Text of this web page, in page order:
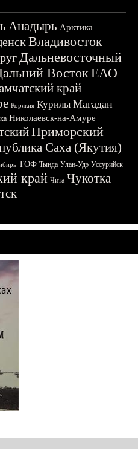
Анадырь Арктика
Владивосток
Дальневосточный
ВостокЕАО
край
Корякия Курилы Магадан
Николаевск-на-Амуре
Приморский
Саха (Якутия)
ТОФ Тында Улан-Удэ Уссурийск
край Чита Чукотка